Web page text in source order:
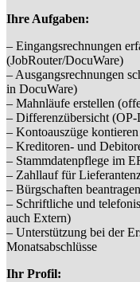
Ihre Aufgaben:
– Eingangsrechnungen
(JobRouter/DocuWare)
– Ausgangsrechnungen
in DocuWare)
– Mahnläufe erstellen
– Differenzübersicht (OP-
– Kontoauszüge
– Kreditoren- und
– Stammdatenpflege im
– Zahllauf für
– Bürgschaften
– Schriftliche und
auch Extern)
– Unterstützung bei der
Monatsabschlüsse
Ihr Profil: